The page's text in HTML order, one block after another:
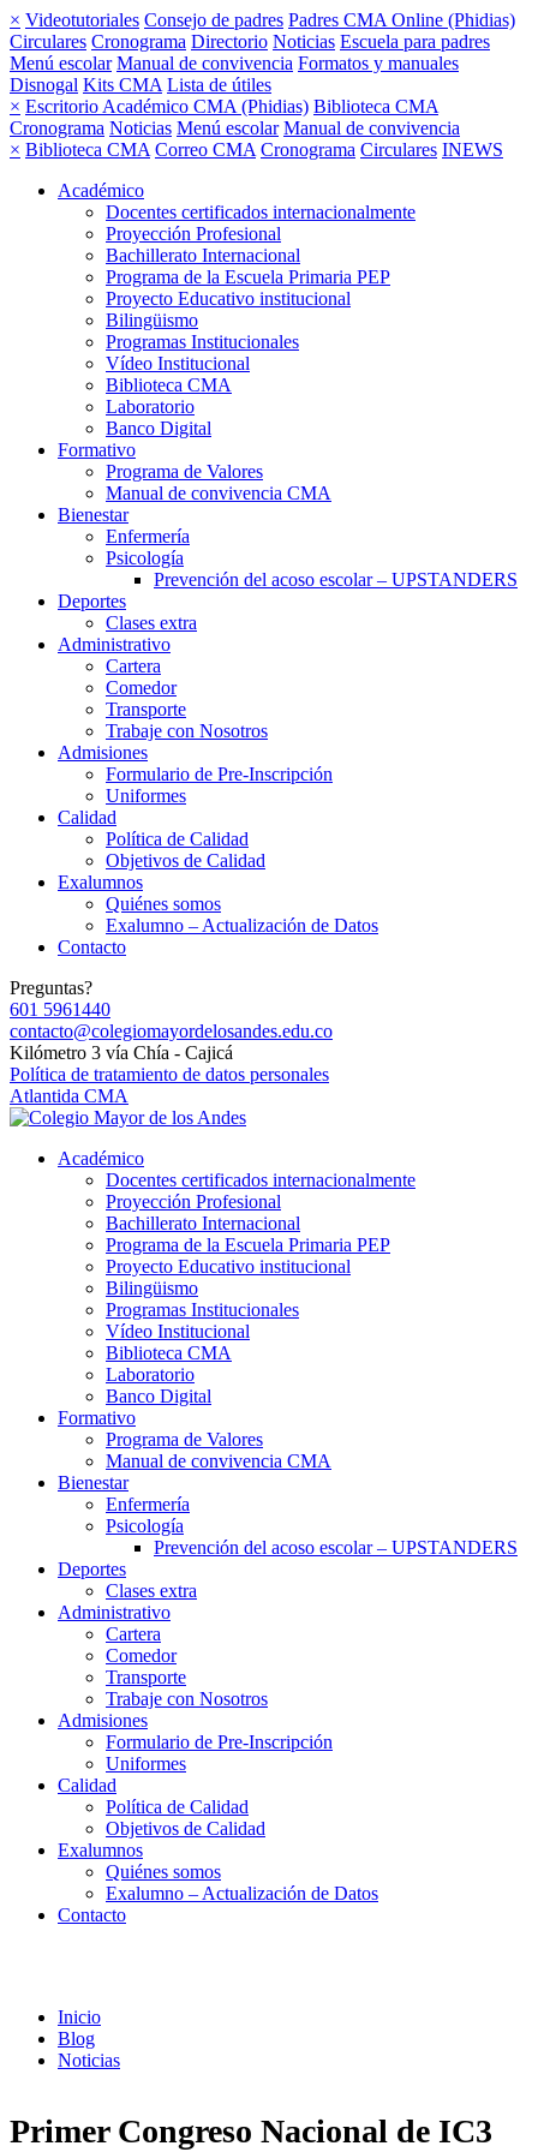
× Videotutoriales Consejo de padres Padres CMA Online (Phidias)
Circulares Cronograma Directorio Noticias Escuela para padres
Menú escolar Manual de convivencia Formatos y manuales
Disnogal Kits CMA Lista de útiles
× Escritorio Académico CMA (Phidias) Biblioteca CMA
Cronograma Noticias Menú escolar Manual de convivencia
× Biblioteca CMA Correo CMA Cronograma Circulares INEWS
Académico
Docentes certificados internacionalmente
Proyección Profesional
Bachillerato Internacional
Programa de la Escuela Primaria PEP
Proyecto Educativo institucional
Bilingüismo
Programas Institucionales
Vídeo Institucional
Biblioteca CMA
Laboratorio
Banco Digital
Formativo
Programa de Valores
Manual de convivencia CMA
Bienestar
Enfermería
Psicología
Prevención del acoso escolar – UPSTANDERS
Deportes
Clases extra
Administrativo
Cartera
Comedor
Transporte
Trabaje con Nosotros
Admisiones
Formulario de Pre-Inscripción
Uniformes
Calidad
Política de Calidad
Objetivos de Calidad
Exalumnos
Quiénes somos
Exalumno – Actualización de Datos
Contacto
Preguntas?
601 5961440
contacto@colegiomayordelosandes.edu.co
Kilómetro 3 vía Chía - Cajicá
Política de tratamiento de datos personales
Atlantida CMA
Académico
Docentes certificados internacionalmente
Proyección Profesional
Bachillerato Internacional
Programa de la Escuela Primaria PEP
Proyecto Educativo institucional
Bilingüismo
Programas Institucionales
Vídeo Institucional
Biblioteca CMA
Laboratorio
Banco Digital
Formativo
Programa de Valores
Manual de convivencia CMA
Bienestar
Enfermería
Psicología
Prevención del acoso escolar – UPSTANDERS
Deportes
Clases extra
Administrativo
Cartera
Comedor
Transporte
Trabaje con Nosotros
Admisiones
Formulario de Pre-Inscripción
Uniformes
Calidad
Política de Calidad
Objetivos de Calidad
Exalumnos
Quiénes somos
Exalumno – Actualización de Datos
Contacto
Inicio
Blog
Noticias
Primer Congreso Nacional de IC3